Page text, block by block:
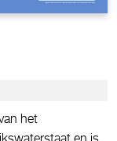
het
en is